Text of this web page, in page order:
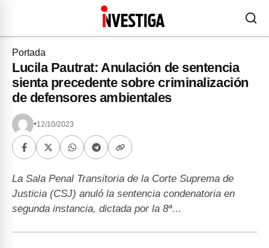
Portada
Lucila Pautrat: Anulación de sentencia
sienta precedente sobre criminalización
de defensores ambientales
•12/10/2023
La Sala Penal Transitoria de la Corte Suprema de
Justicia (CSJ) anuló la sentencia condenatoria en
segunda instancia, dictada por la 8ª…